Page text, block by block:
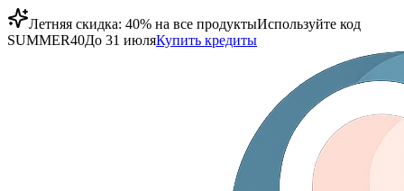
Летняя скидка: 40% на все продуктыИспользуйте код
SUMMER40До 31 июляКупить кредиты